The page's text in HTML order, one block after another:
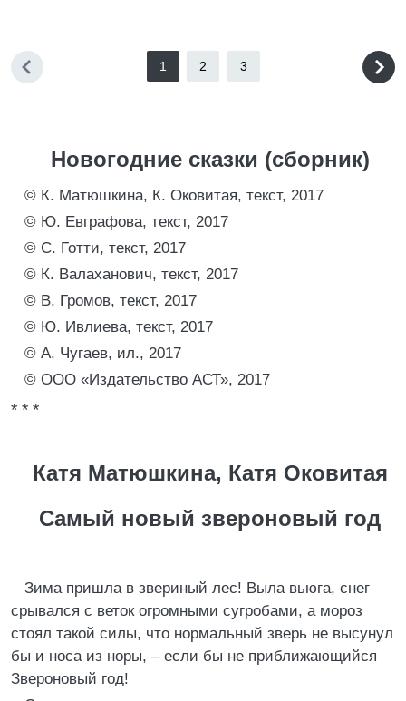
1 2 3
Новогодние сказки (сборник)
© К. Матюшкина, К. Оковитая, текст, 2017
© Ю. Евграфова, текст, 2017
© С. Готти, текст, 2017
© К. Валаханович, текст, 2017
© В. Громов, текст, 2017
© Ю. Ивлиева, текст, 2017
© А. Чугаев, ил., 2017
© ООО «Издательство АСТ», 2017
* * *
Катя Матюшкина, Катя Оковитая
Самый новый звероновый год
Зима пришла в звериный лес! Выла вьюга, снег
срывался с веток огромными сугробами, а мороз
стоял такой силы, что нормальный зверь не высунул
бы и носа из норы, – если бы не приближающийся
Звероновый год!